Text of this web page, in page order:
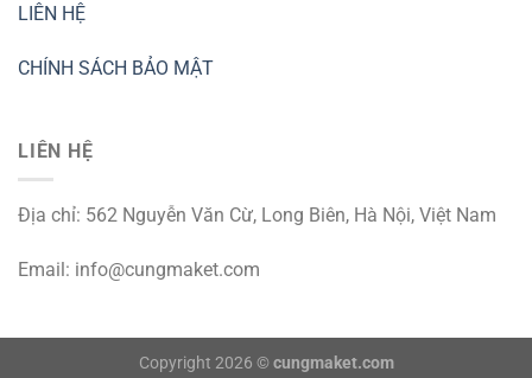
LIÊN HỆ
CHÍNH SÁCH BẢO MẬT
LIÊN HỆ
Địa chỉ: 562 Nguyễn Văn Cừ, Long Biên, Hà Nội, Việt Nam
Email: info@cungmaket.com
Copyright 2026 © cungmaket.com